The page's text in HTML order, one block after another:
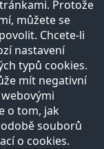
Protože
můžete se
Chcete-li
nastavení
typů cookies.
mít negativní
o tom, jak
souborů
o cookies.